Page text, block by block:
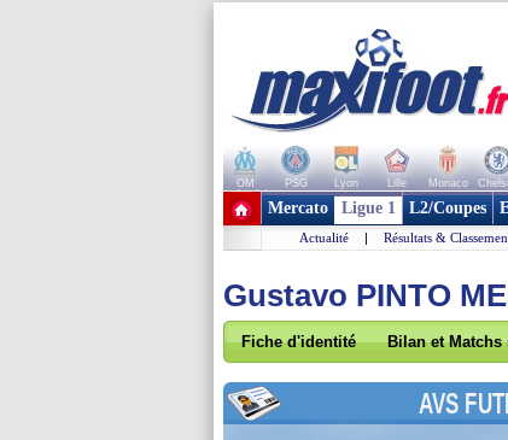
OM PSG Lyon Lille Monaco
+ de clubs
Mercato Ligue 1 L2/Coupes
Actualité | Résultats &
Gustavo PINTO
Fiche d'identité Bilan et Matchs
AVS